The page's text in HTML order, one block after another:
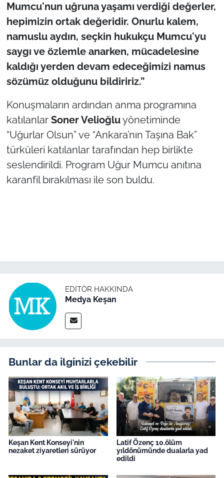
Mumcu'nun uğruna yaşamı verdiği değerler,
hepimizin ortak değeridir. Onurlu kalem,
namuslu aydın, seçkin hukukçu Mumcu'yu
saygı ve özlemle anarken, mücadelesine
kaldığı yerden devam edeceğimizi namus
sözümüz olduğunu bildiririz.”
Konuşmaların ardından anma programına
katılanlar Soner Velioğluyönetiminde
“Uğurlar Olsun” ve “Ankara’nın Taşına Bak”
türküleri katılanlar tarafından hep birlikte
seslendirildi. Program Uğur Mumcu anıtına
karanfil bırakılması ile son buldu.
EDITÖR HAKKINDA
Medya Keşan
Bunlar da ilginizi çekebilir
Keşan Kent Konseyi'nin
nezaket ziyaretleri sürüyor
Latif Özenç 10.ölüm
yıldönümünde dualarla yad
edildi